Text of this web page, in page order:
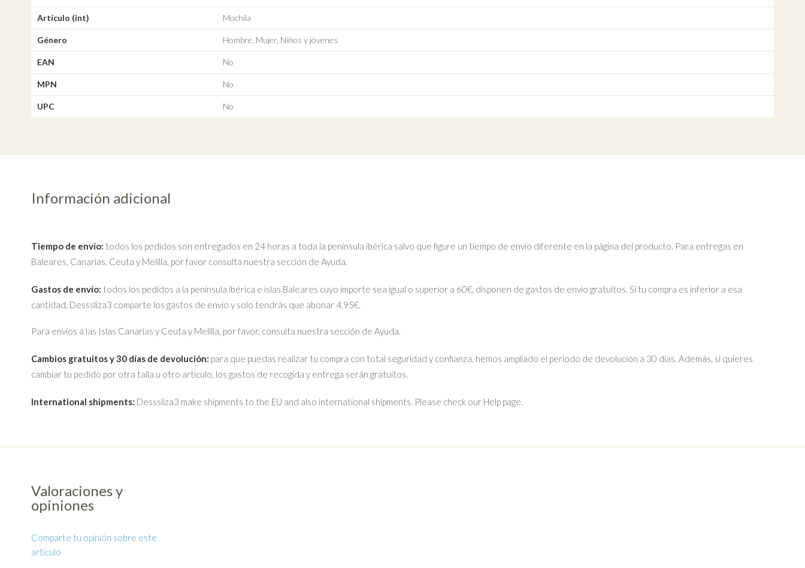
Artículo (int) Mochila
Género Hombre, Mujer, Niños y jóvenes
EAN No
MPN No
UPC No
Información adicional
Tiempo de envío: todos los pedidos son entregados en 24 horas a toda la península ibérica salvo que figure un tiempo de envío diferente en la página del producto. Para entregas en
Baleares, Canarias, Ceuta y Melilla, por favor consulta nuestra sección de Ayuda.
Gastos de envío: todos los pedidos a la península ibérica e islas Baleares cuyo importe sea igual o superior a 60€, disponen de gastos de envío gratuitos. Si tu compra es inferior a esa
cantidad, Desssliza3 comparte los gastos de envío y solo tendrás que abonar 4,95€.
Para envíos a las Islas Canarias y Ceuta y Melilla, por favor, consulta nuestra sección de Ayuda.
Cambios gratuitos y 30 días de devolución: para que puedas realizar tu compra con total seguridad y confianza, hemos ampliado el periodo de devolución a 30 días. Además, si quieres
cambiar tu pedido por otra talla u otro artículo, los gastos de recogida y entrega serán gratuitos.
International shipments: Desssliza3 make shipments to the EU and also international shipments. Please check our Help page.
Valoraciones y
opiniones
Comparte tu opinión sobre este
artículo